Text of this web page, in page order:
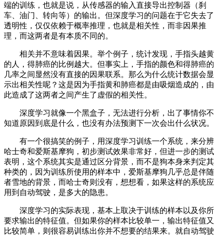
端的训练，也就是说，从传感器的输入直接导出控制器（刹
车、油门、转向等）的输出。但深度学习的问题在于它失去了
透明性，仅仅依赖于概率推理，也就是相关性，而非因果推
理，而这两者是有本质不同的。
相关并不意味着因果。举个例子，统计发现，手指头越黄
的人，得肺癌的比例越大。但事实上，手指的颜色和得肺癌的
几率之间显然没有直接的因果联系。那么为什么统计数据会显
示出相关性呢？这是因为手指黄和肺癌都是由吸烟造成的，由
此造成了这两者之间产生了虚假的相关性。
深度学习就像一个黑盒子，无法进行分析，出了事情你不
知道原因到底是什么，也没有办法预测下一次会出什么状况。
有一个很搞笑的例子，用深度学习训练一个系统，来分辨
哈士奇和爱斯基摩狗，初步测试效果非常好，但进一步的测试
表明，这个系统其实是通过区分背景，而不是狗本身来判定其
种类的，因为训练所使用的样本中，爱斯基摩狗几乎总是伴随
者雪地的背景，而哈士奇则没有，想想看，如果这样的系统应
用到自动驾驶，是多大的隐患。
深度学习的实际表现，基本上取决于训练的样本以及你所
要求输出的特征值。但如果你的样本比较单一，输出特征值又
比较简单，则很容易训练出你并不想要的结果来。就自动驾驶